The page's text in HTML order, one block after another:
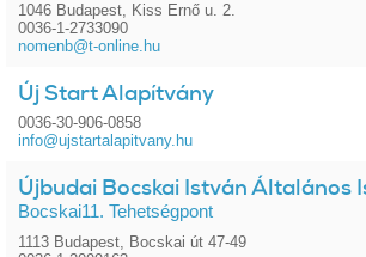
1046 Budapest, Kiss Ernő u. 2.
0036-1-2733090
nomenb@t-online.hu
Új Start Alapítvány
0036-30-906-0858
info@ujstartalapitvany.hu
Újbudai Bocskai István Általános
Bocskai11. Tehetségpont
1113 Budapest, Bocskai út 47-49